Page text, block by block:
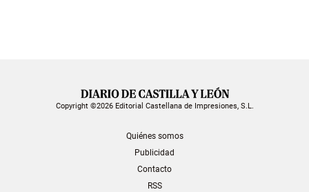
Copyright ©2026 Editorial Castellana de Impresiones, S.L.
Quiénes somos
Publicidad
Contacto
RSS